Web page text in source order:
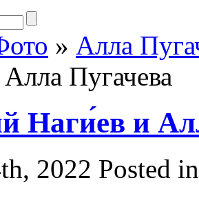
» Алла
Пугачева
Наги́ев и
2022 Posted